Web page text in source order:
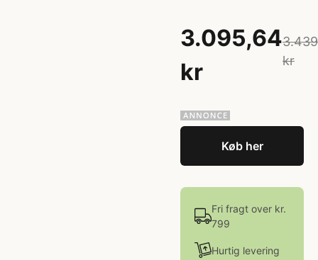
3.095,64
kr
kr
Køb her
Fri fragt over kr.
799
Hurtig levering